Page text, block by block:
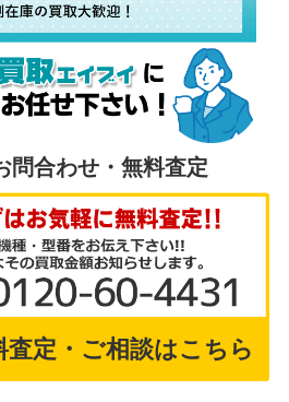
問合わせ・無料査定
定・ご相談はこちら